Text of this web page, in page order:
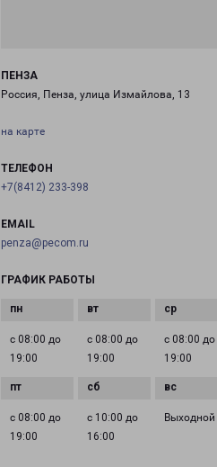
ПЕНЗА
Россия, Пенза, улица Измайлова, 13
на карте
ТЕЛЕФОН
+7(8412) 233-398
EMAIL
penza@pecom.ru
ГРАФИК РАБОТЫ
с 08:00 до
19:00
с 08:00 до
19:00
с 08:00 до
19:00
с 08:00 до
19:00
с 10:00 до
16:00
Выходной